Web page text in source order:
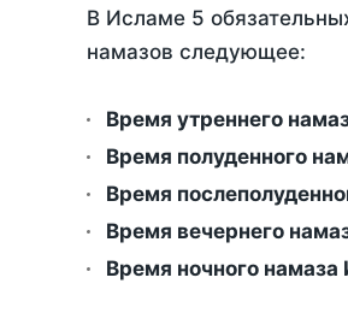
В Исламе 5
намазов следующее:
Время утреннего
Время полуденного
Время
Время вечернего
Время ночного